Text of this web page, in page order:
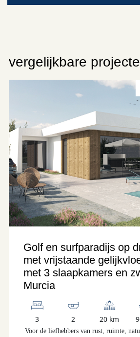
vergelijkbare
Golf en surfparadijs op
met vrijstaande
met 3 slaapkamers en
Murcia
3 2 20 km
Voor de liefhebbers van rust, ruimte,